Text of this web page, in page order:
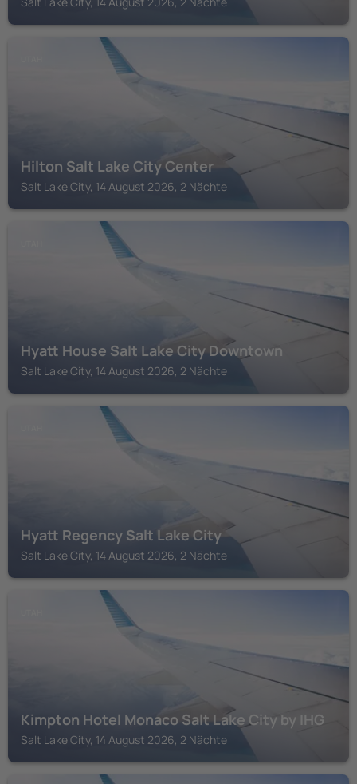
Hilton Salt Lake City Center
Salt Lake City, 14 August 2026, 2 Nächte
Hyatt House Salt Lake City Downtown
Salt Lake City, 14 August 2026, 2 Nächte
Hyatt Regency Salt Lake City
Salt Lake City, 14 August 2026, 2 Nächte
Kimpton Hotel Monaco Salt Lake City by IHG
Salt Lake City, 14 August 2026, 2 Nächte